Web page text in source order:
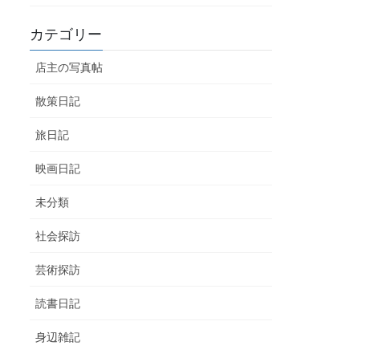
カテゴリー
店主の写真帖
散策日記
旅日記
映画日記
未分類
社会探訪
芸術探訪
読書日記
身辺雑記